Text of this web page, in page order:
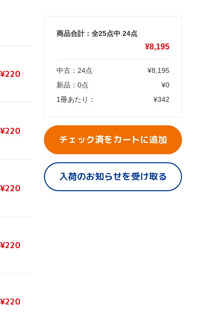
¥220
¥220
¥220
¥220
¥220
商品合計：全25点中 24点
¥8,195
中古： 24点 ¥8,195
新品： 0点 ¥0
1冊あたり：
¥342
チェック済をカートに追加
入荷のお知らせを受け取る